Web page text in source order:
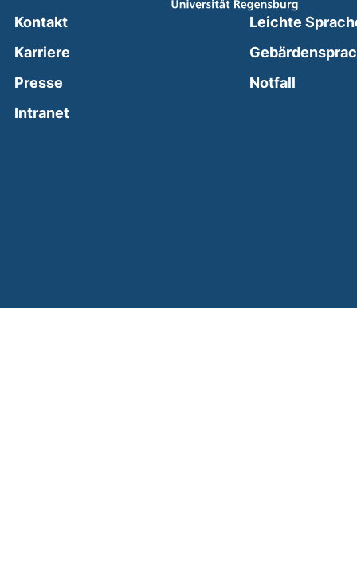
Kontakt
Karriere
Presse
Intranet(external link, opens in a new window)
Leichte
Notfall